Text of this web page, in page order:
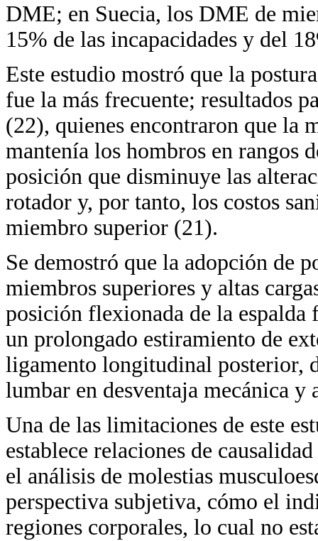
DME; en Suecia, los DME de
15% de las incapacidades y del
Este estudio mostró que la
fue la más frecuente; resultados
(22), quienes encontraron que la
mantenía los hombros en rangos
posición que disminuye las
rotador y, por tanto, los costos
miembro superior (21).
Se demostró que la adopción de
miembros superiores y altas
posición flexionada de la espalda
un prolongado estiramiento de
ligamento longitudinal posterior,
lumbar en desventaja mecánica
Una de las limitaciones de este
establece relaciones de
el análisis de molestias
perspectiva subjetiva, cómo el
regiones corporales, lo cual no